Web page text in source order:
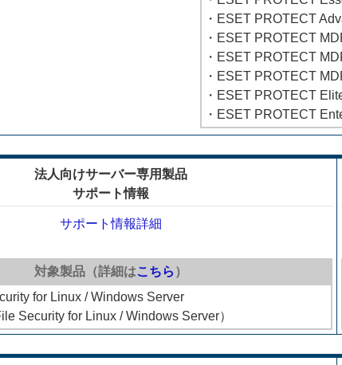
・ESET PROTECT
・ESET PROTECT
・ESET PROTECT
・ESET PROTECT
・ESET PROTECT
・ESET PROTECT
法人向けサーバー専用製品
サポート情報
サポート情報詳細
対象製品（詳細はこちら ）
for Linux / Windows Server
Security for Linux / Windows Server）